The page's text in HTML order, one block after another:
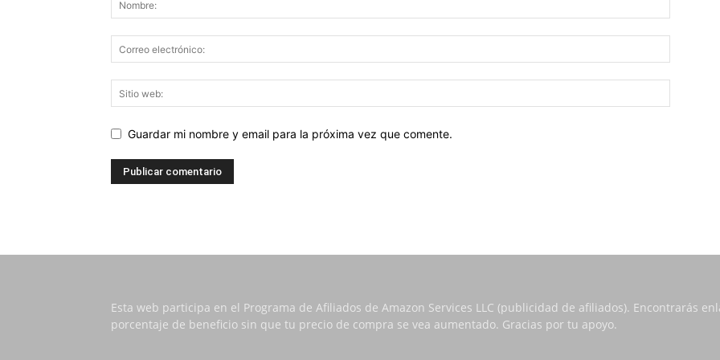
Guardar mi nombre y email para la próxima vez que comente.
Esta web participa en el Programa de Afiliados de Amazon Services LLC (publicidad de afiliados). Encontrarás
porcentaje de beneficio sin que tu precio de compra se vea aumentado. Gracias por tu apoyo.